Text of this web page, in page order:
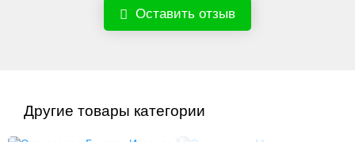
Оставить отзыв
Другие товары категории